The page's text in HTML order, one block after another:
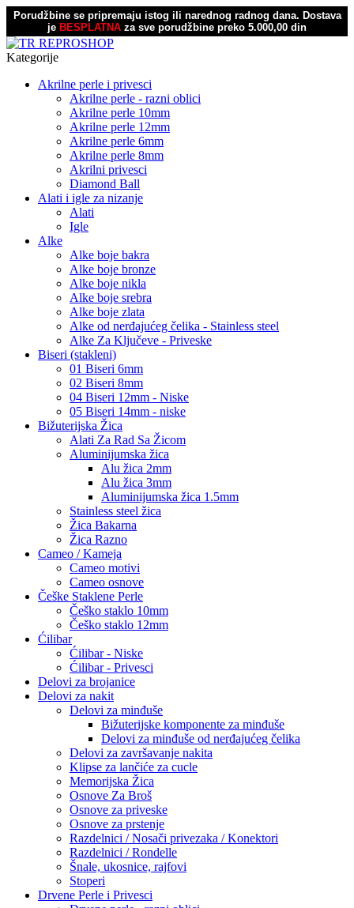
Porudžbine se pripremaju istog ili narednog radnog dana. Dostava
je BESPLATNA za sve porudžbine preko 5.000,00 din
Kategorije
Akrilne perle i privesci
Akrilne perle - razni oblici
Akrilne perle 10mm
Akrilne perle 12mm
Akrilne perle 6mm
Akrilne perle 8mm
Akrilni privesci
Diamond Ball
Alati i igle za nizanje
Alati
Igle
Alke
Alke boje bakra
Alke boje bronze
Alke boje nikla
Alke boje srebra
Alke boje zlata
Alke od nerđajućeg čelika - Stainless steel
Alke Za Ključeve - Priveske
Biseri (stakleni)
01 Biseri 6mm
02 Biseri 8mm
04 Biseri 12mm - Niske
05 Biseri 14mm - niske
Bižuterijska Žica
Alati Za Rad Sa Žicom
Aluminijumska žica
Alu žica 2mm
Alu žica 3mm
Aluminijumska žica 1.5mm
Stainless steel žica
Žica Bakarna
Žica Razno
Cameo / Kameja
Cameo motivi
Cameo osnove
Češke Staklene Perle
Češko staklo 10mm
Češko staklo 12mm
Ćilibar
Ćilibar - Niske
Ćilibar - Privesci
Delovi za brojanice
Delovi za nakit
Delovi za minđuše
Bižuterijske komponente za minđuše
Delovi za minđuše od nerđajućeg čelika
Delovi za završavanje nakita
Klipse za lančiće za cucle
Memorijska Žica
Osnove Za Broš
Osnove za priveske
Osnove za prstenje
Razdelnici / Nosači privezaka / Konektori
Razdelnici / Rondelle
Šnale, ukosnice, rajfovi
Stoperi
Drvene Perle i Privesci